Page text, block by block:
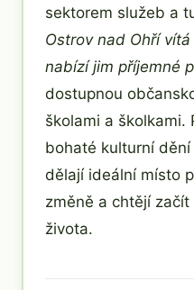
sektorem služeb a
Ostrov nad Ohří
nabízí jim příjemné
dostupnou
školami a školkami.
bohaté kulturní
dělají ideální místo
změně a chtějí
života.